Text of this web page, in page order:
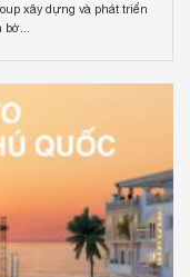
xây dựng và phát triển